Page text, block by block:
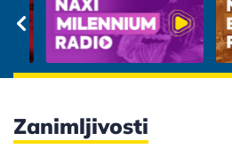
Zanimljivosti